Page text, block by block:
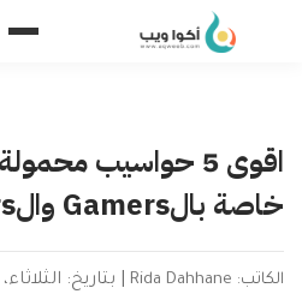
خاصة بالGamers والHackers
الكاتب: Rida Dahhane بتاريخ: الثلاثاء، 10 مارس 2015